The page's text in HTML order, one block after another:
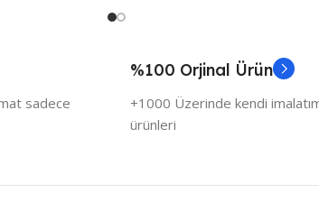
sadece
%100 Orjinal Ürün
+1000 Üzerinde kendi
ürünleri